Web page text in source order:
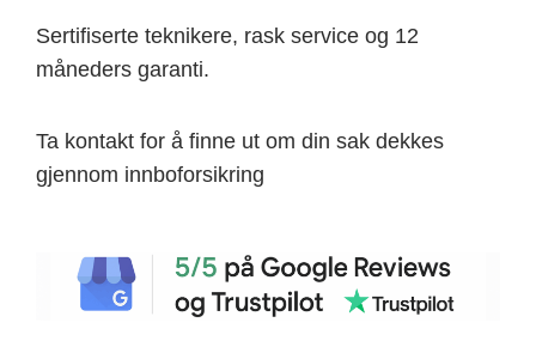
Sertifiserte teknikere, rask service og 12
måneders garanti.
Ta kontakt for å finne ut om din sak dekkes
gjennom innboforsikring